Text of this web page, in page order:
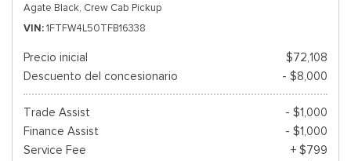
Agate Black, Crew Cab Pickup
VIN 1FTFW4L50TFB16338
Precio inicial
$72,108
Descuento del concesionario
- $8,000
Trade Assist
- $1,000
Finance Assist
- $1,000
Service Fee
+ $799